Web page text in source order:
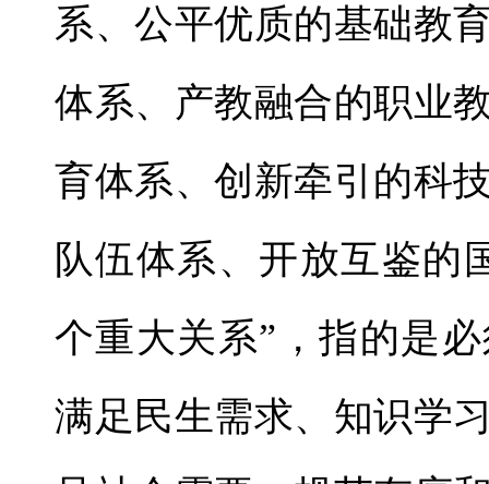
系、公平优质的基础教
体系、产教融合的职业
育体系、创新牵引的科
队伍体系、开放互鉴的
个重大关系”，指的是
满足民生需求、知识学